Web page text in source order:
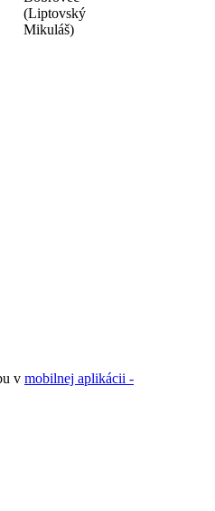
(Liptovský
Mikuláš)
v mobilnej aplikácii -